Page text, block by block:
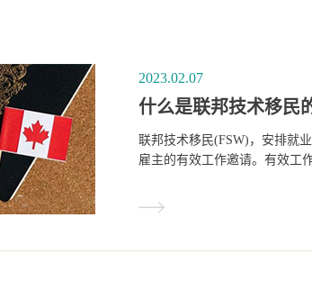
2023.02.07
什么是联邦技术移民
联邦技术移民(FSW)，安排就
雇主的有效工作邀请。有效工
总分的得分。